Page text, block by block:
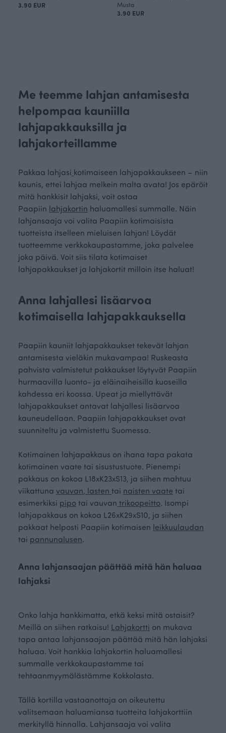
3.90 EUR
Musta
3.90 EUR
Me teemme lahjan antamisesta
helpompaa kauniilla
lahjapakkauksilla ja
lahjakorteillamme
Pakkaa lahjasi kotimaiseen lahjapakkaukseen – niin
kaunis, ettei lahjaa melkein malta avata! Jos epäröit
mitä hankkisit lahjaksi, voit ostaa
Paapiin lahjakortin haluamallesi summalle. Näin
lahjansaaja voi valita Paapiin kotimaisista
tuotteista itselleen mieluisen lahjan! Löydät
tuotteemme verkkokaupastamme, joka palvelee
joka päivä. Voit siis tilata kotimaiset
lahjapakkaukset ja lahjakortit milloin itse haluat!
Anna lahjallesi lisäarvoa
kotimaisella lahjapakkauksella
Paapiin kauniit lahjapakkaukset tekevät lahjan
antamisesta vieläkin mukavampaa! Ruskeasta
pahvista valmistetut pakkaukset löytyvät Paapiin
hurmaavilla luonto- ja eläinaiheisilla kuoseilla
kahdessa eri koossa. Upeat ja miellyttävät
lahjapakkaukset antavat lahjallesi lisäarvoa
kauneudellaan. Paapiin lahjapakkaukset ovat
suunniteltu ja valmistettu Suomessa.
Kotimainen lahjapakkaus on ihana tapa pakata
kotimainen vaate tai sisustustuote. Pienempi
pakkaus on kokoa L18xK23xS13, ja siihen mahtuu
viikattuna vauvan, lasten tai naisten vaate tai
esimerkiksi pipotai vauvan trikoopeitto. Isompi
lahjapakkaus on kokoa L26xK29xS10, ja siihen
pakkaat helposti Paapiin kotimaisen leikkuulaudan
tai pannunalusen.
Anna lahjansaajan päättää mitä hän haluaa
lahjaksi
Onko lahja hankkimatta, etkä keksi mitä ostaisit?
Meillä on siihen ratkaisu! Lahjakortti on mukava
tapa antaa lahjansaajan päättää mitä hän lahjaksi
haluaa. Voit hankkia lahjakortin haluamallesi
summalle verkkokaupastamme tai
tehtaanmyymälästämme Kokkolasta.
Tällä kortilla vastaanottaja on oikeutettu
valitsemaan haluamiansa tuotteita lahjakorttiin
merkityllä hinnalla. Lahjansaaja voi valita